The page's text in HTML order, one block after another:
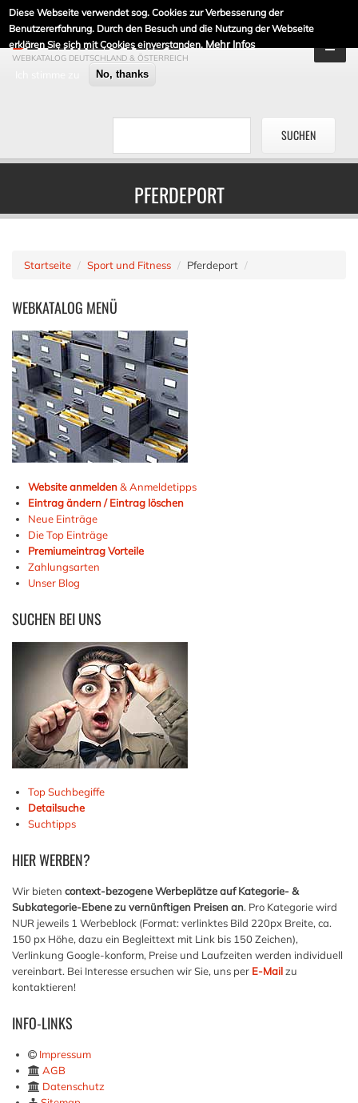
Diese Webseite verwendet sog. Cookies zur Verbesserung der
Benutzererfahrung. Durch den Besuch und die Nutzung der Webseite
erklären Sie sich mit Cookies einverstanden. Mehr Infos
No, thanks
DE-LINKLISTE.DE
WEBKATALOG DEUTSCHLAND & ÖSTERREICH
PFERDEPORT
Startseite Sport und Fitness Pferdeport
WEBKATALOG MENÜ
Website anmelden& Anmeldetipps
Eintrag ändern / Eintrag löschen
Neue Einträge
Die Top Einträge
Premiumeintrag Vorteile
Zahlungsarten
Unser Blog
SUCHEN BEI UNS
Top Suchbegiffe
Detailsuche
Suchtipps
HIERWERBEN?
Wir bieten context-bezogene Werbeplätze auf Kategorie- &
Subkategorie-Ebene zu vernünftigen Preisen an. Pro Kategorie wird
NUR jeweils 1 Werbeblock (Format: verlinktes Bild 220px Breite, ca.
150 px Höhe, dazu ein Begleittext mit Link bis 150 Zeichen),
Verlinkung Google-konform, Preise und Laufzeiten werden individuell
vereinbart. Bei Interesse ersuchen wir Sie, uns per E-Mailzu
kontaktieren!
INFO-LINKS
Impressum
AGB
Datenschutz